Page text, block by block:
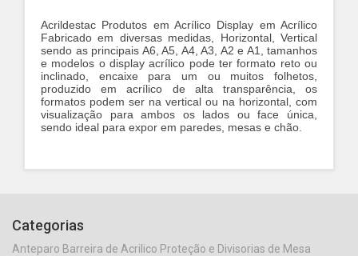
Acrildestac Produtos em Acrílico Display em Acrílico
Fabricado em diversas medidas, Horizontal, Vertical
sendo as principais A6, A5, A4, A3, A2 e A1, tamanhos
e modelos o display acrílico pode ter formato reto ou
inclinado, encaixe para um ou muitos folhetos,
produzido em acrílico de alta transparência, os
formatos podem ser na vertical ou na horizontal, com
visualização para ambos os lados ou face única,
sendo ideal para expor em paredes, mesas e chão.
Categorias
Anteparo Barreira de Acrilico Proteção e Divisorias de Mesa